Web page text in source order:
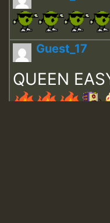
Guest_17
QUEEN